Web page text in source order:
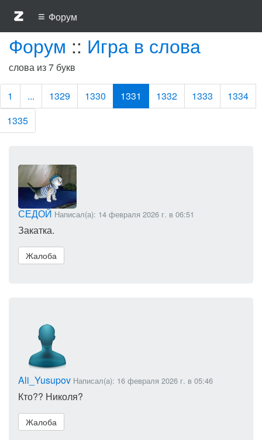
≡ Форум
Форум :: Игра в слова
слова из 7 букв
1 ... 1329 1330 1331 1332 1333
1334
1335
СЕДОЙ Написал(а): 14 февраля 2026 г. в 06:51
Закатка.
Жалоба
Ali_Yusupov Написал(а): 16 февраля 2026 г. в 05:46
Кто?? Николя?
Жалоба